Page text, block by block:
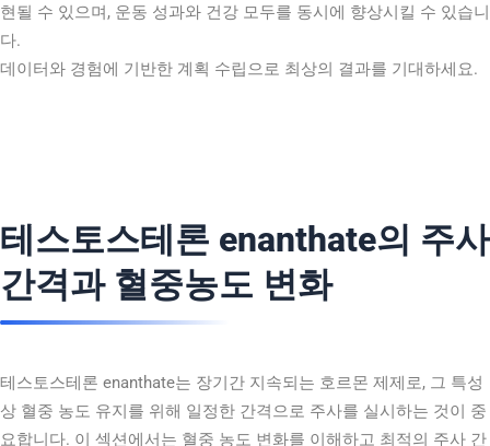
현될 수 있으며, 운동 성과와 건강 모두를 동시에 향상시킬 수 있습니
다.
데이터와 경험에 기반한 계획 수립으로 최상의 결과를 기대하세요.
테스토스테론 enanthate의 주사
간격과 혈중농도 변화
테스토스테론 enanthate는 장기간 지속되는 호르몬 제제로, 그 특성
상 혈중 농도 유지를 위해 일정한 간격으로 주사를 실시하는 것이 중
요합니다. 이 섹션에서는 혈중 농도 변화를 이해하고 최적의 주사 간